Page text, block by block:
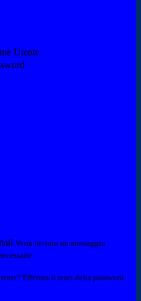
Utente
Verrà inviato un messaggio
Effettua il reset della password